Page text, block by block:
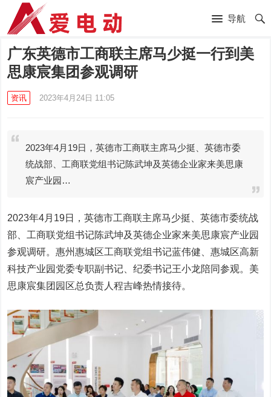
导航
广东英德市工商联主席马少挺一行到美
思康宸集团参观调研
资讯 2023年4月24日 11:05
2023年4月19日，英德市工商联主席马少挺、英德市委
统战部、工商联党组书记陈武坤及英德企业家来美思康
宸产业园…
2023年4月19日，英德市工商联主席马少挺、英德市委统战
部、工商联党组书记陈武坤及英德企业家来美思康宸产业园
参观调研。惠州惠城区工商联党组书记蓝伟健、惠城区高新
科技产业园党委专职副书记、纪委书记王小龙陪同参观。美
思康宸集团园区总负责人程吉峰热情接待。